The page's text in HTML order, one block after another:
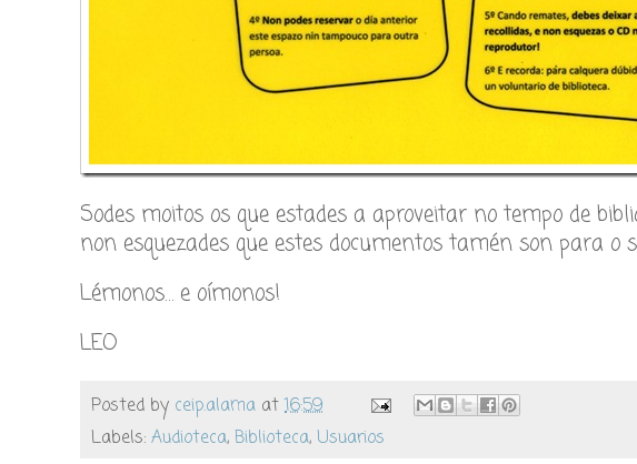
Sodes moitos os que estades a aproveitar no tempo de
non esquezades que estes documentos tamén son para o
Lémonos… e oímonos!
LEO
Posted by ceip.alama at 16:59
Labels: Audioteca, Biblioteca, Usuarios